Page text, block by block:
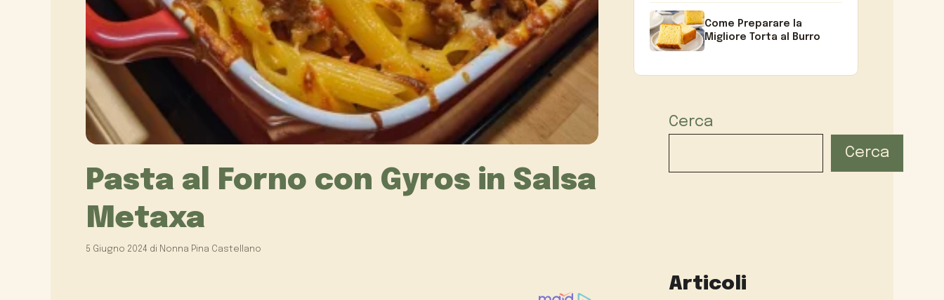
Pasta al Forno con Gyros in Salsa
Metaxa
5 Giugno 2024 di Nonna Pina Castellano
Come Preparare la
Migliore Torta al Burro
Cerca
Cerca
Articoli